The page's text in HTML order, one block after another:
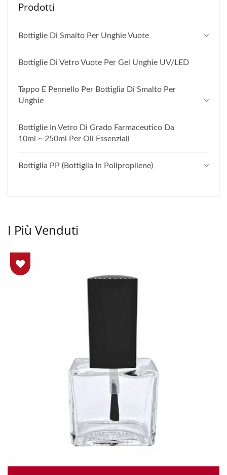
Prodotti
Bottiglie Di Smalto Per Unghie Vuote
Bottiglie Di Vetro Vuote Per Gel Unghie UV/LED
Tappo E Pennello Per Bottiglia Di Smalto Per
Unghie
Bottiglie In Vetro Di Grado Farmaceutico Da
10ml ~ 250ml Per Oli Essenziali
Bottiglia PP (Bottiglia In Polipropilene)
I Più Venduti